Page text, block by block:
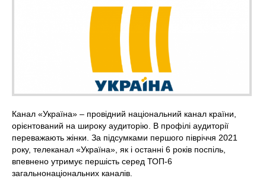
Канал «Україна» – провідний національний канал країни,
орієнтований на широку аудиторію. В профілі аудиторії
переважають жінки. За підсумками першого півріччя 2021
року, телеканал «Україна», як і останні 6 років поспіль,
впевнено утримує першість серед ТОП-6
загальнонаціональних каналів.